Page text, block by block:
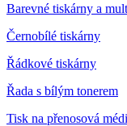
Barevné tiskárny a
Černobílé tiskárny
Řádkové tiskárny
Řada s bílým tonerem
Tisk na přenosová